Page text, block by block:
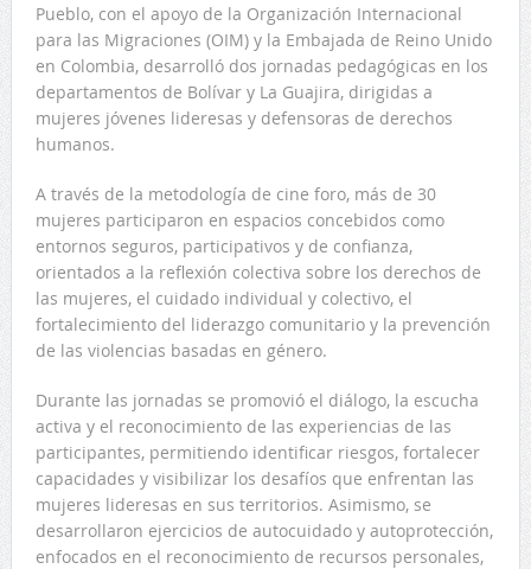
Pueblo, con el apoyo de la Organización Internacional
para las Migraciones (OIM) y la Embajada de Reino Unido
en Colombia, desarrolló dos jornadas pedagógicas en los
departamentos de Bolívar y La Guajira, dirigidas a
mujeres jóvenes lideresas y defensoras de derechos
humanos.
A través de la metodología de cine foro, más de 30
mujeres participaron en espacios concebidos como
entornos seguros, participativos y de confianza,
orientados a la reflexión colectiva sobre los derechos de
las mujeres, el cuidado individual y colectivo, el
fortalecimiento del liderazgo comunitario y la prevención
de las violencias basadas en género.
Durante las jornadas se promovió el diálogo, la escucha
activa y el reconocimiento de las experiencias de las
participantes, permitiendo identificar riesgos, fortalecer
capacidades y visibilizar los desafíos que enfrentan las
mujeres lideresas en sus territorios. Asimismo, se
desarrollaron ejercicios de autocuidado y autoprotección,
enfocados en el reconocimiento de recursos personales,